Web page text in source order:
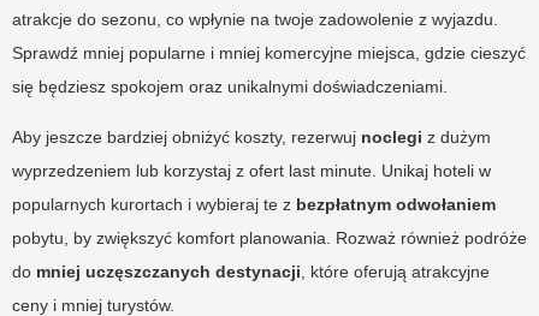
atrakcje do sezonu, co wpłynie na twoje zadowolenie z wyjazdu.
Sprawdź mniej popularne i mniej komercyjne miejsca, gdzie cieszyć
się będziesz spokojem oraz unikalnymi doświadczeniami.
Aby jeszcze bardziej obniżyć koszty, rezerwuj noclegi z dużym
wyprzedzeniem lub korzystaj z ofert last minute. Unikaj hoteli w
popularnych kurortach i wybieraj te z bezpłatnym odwołaniem
pobytu, by zwiększyć komfort planowania. Rozważ również podróże
do mniej uczęszczanych destynacji , które oferują atrakcyjne
ceny i mniej turystów.